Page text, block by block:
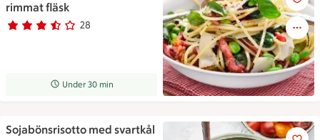
rimmat fläsk
Betyg 3.7 av 5. 28
28 personer har röstat
Receptet tar Under 30 min att tillaga
Under 30 min
Sojabönsrisotto med svartkål
Sojabönsrisotto med svartkål